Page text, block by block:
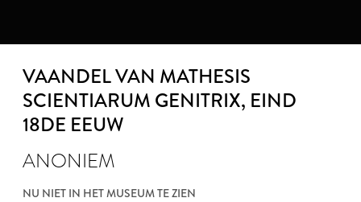
VAANDEL VAN MATHESIS
SCIENTIARUM GENITRIX, EIND
18DE EEUW
ANONIEM
NU NIET IN HET MUSEUM TE ZIEN